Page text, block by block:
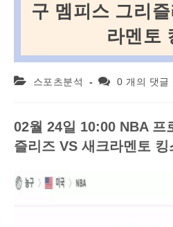
구 멤피스 그리
라멘토
Post 스포츠분석
Post0 개의 댓글
02월 24일 10:00 NBA 프
즐리즈 VS 새크라멘토 킹